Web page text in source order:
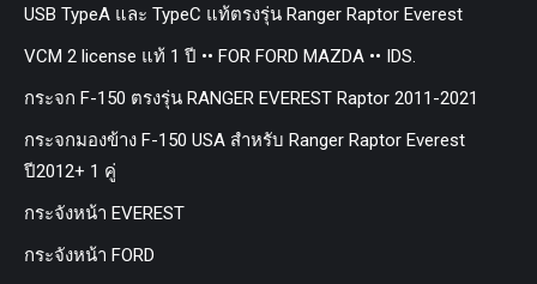
USB TypeA และ TypeC แท้ตรงรุ่น Ranger Raptor Everest
VCM 2 license แท้ 1 ปี •• FOR FORD MAZDA •• IDS.
กระจก F-150 ตรงรุ่น RANGER EVEREST Raptor 2011-2021
กระจกมองข้าง F-150 USA สำหรับ Ranger Raptor Everest
ปี2012+ 1 คู่
กระจังหน้า EVEREST
กระจังหน้า FORD